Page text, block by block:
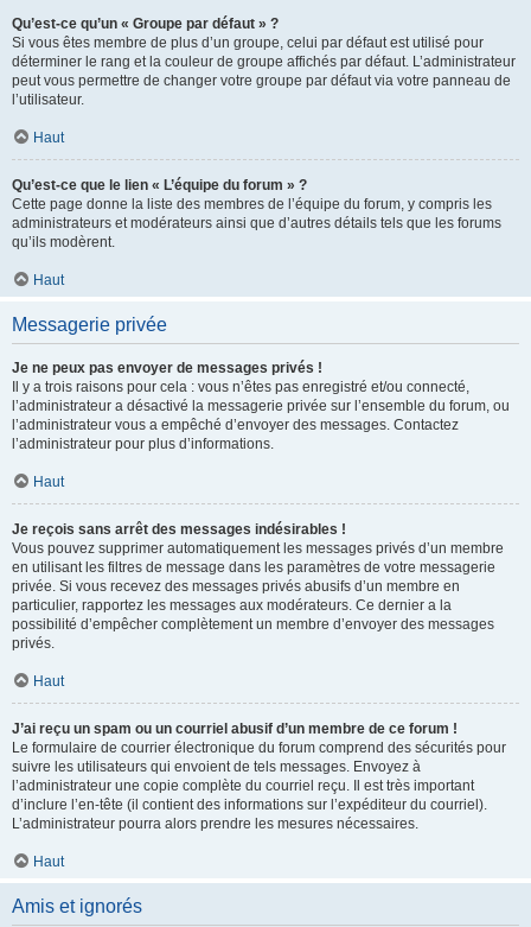
Qu’est-ce qu’un « Groupe par défaut » ?
Si vous êtes membre de plus d’un groupe, celui par défaut est utilisé pour
déterminer le rang et la couleur de groupe affichés par défaut. L’administrateur
peut vous permettre de changer votre groupe par défaut via votre panneau de
l’utilisateur.
Haut
Qu’est-ce que le lien « L’équipe du forum » ?
Cette page donne la liste des membres de l’équipe du forum, y compris les
administrateurs et modérateurs ainsi que d’autres détails tels que les forums
qu’ils modèrent.
Haut
Messagerie privée
Je ne peux pas envoyer de messages privés !
Il y a trois raisons pour cela : vous n’êtes pas enregistré et/ou connecté,
l’administrateur a désactivé la messagerie privée sur l’ensemble du forum, ou
l’administrateur vous a empêché d’envoyer des messages. Contactez
l’administrateur pour plus d’informations.
Haut
Je reçois sans arrêt des messages indésirables !
Vous pouvez supprimer automatiquement les messages privés d’un membre
en utilisant les filtres de message dans les paramètres de votre messagerie
privée. Si vous recevez des messages privés abusifs d’un membre en
particulier, rapportez les messages aux modérateurs. Ce dernier a la
possibilité d’empêcher complètement un membre d’envoyer des messages
privés.
Haut
J’ai reçu un spam ou un courriel abusif d’un membre de ce forum !
Le formulaire de courrier électronique du forum comprend des sécurités pour
suivre les utilisateurs qui envoient de tels messages. Envoyez à
l’administrateur une copie complète du courriel reçu. Il est très important
d’inclure l’en-tête (il contient des informations sur l’expéditeur du courriel).
L’administrateur pourra alors prendre les mesures nécessaires.
Haut
Amis et ignorés